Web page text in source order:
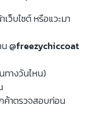
ว็บไซต์ หรือแวะมา
@freezychiccoat
ทางวันไหน)
ค้าตรวจสอบก่อน